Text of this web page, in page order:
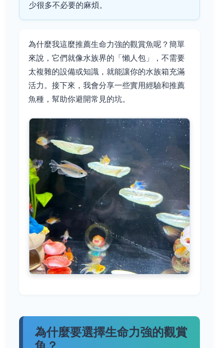
少很多不必要的麻煩。
為什麼我這麼推薦生命力強的觀賞魚呢？簡單
來說，它們就像水族界的「懶人包」，不需要
太複雜的設備或知識，就能讓你的水族箱充滿
活力。接下來，我會分享一些實用經驗和推薦
魚種，幫助你避開常見的坑。
為什麼要選擇生命力強的觀賞